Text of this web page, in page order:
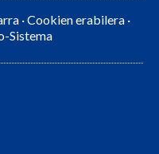
·Cookien erabilera ·
Sistema